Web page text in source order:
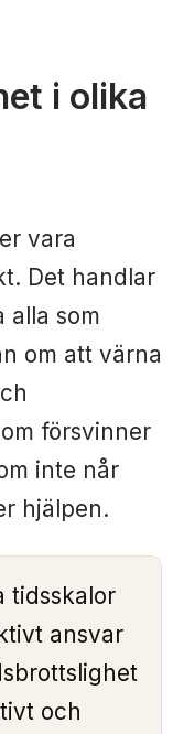
i olika
vara
Det handlar
alla som
om att värna
försvinner
inte når
hjälpen.
tidsskalor
ansvar
och